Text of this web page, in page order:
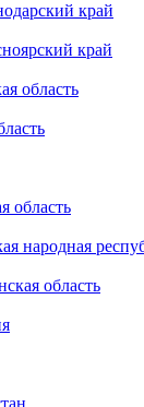
край
край
область
область
народная
область